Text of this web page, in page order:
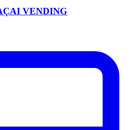
VENDING